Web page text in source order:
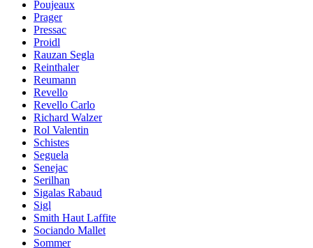
Poujeaux
Prager
Pressac
Proidl
Rauzan Segla
Reinthaler
Reumann
Revello
Revello Carlo
Richard Walzer
Rol Valentin
Schistes
Seguela
Senejac
Serilhan
Sigalas Rabaud
Sigl
Smith Haut Laffite
Sociando Mallet
Sommer